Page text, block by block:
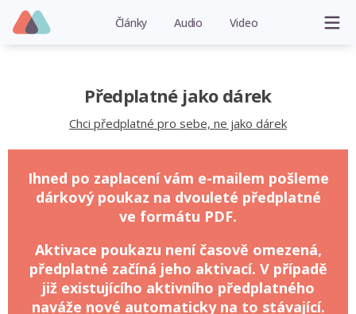
Články Audio Video
Předplatné jako dárek
Chci předplatné pro sebe, ne jako dárek
Ihned po zaplacení vám e-mailem pošleme
dárkový poukaz na dvouleté předplatné
ve formátu PDF.
Aktivace poukazu není časově omezená,
předplatné začíná jeho aktivací. V případě
již existujícího aktivního předplatného
naváže nové automaticky na to stávající.